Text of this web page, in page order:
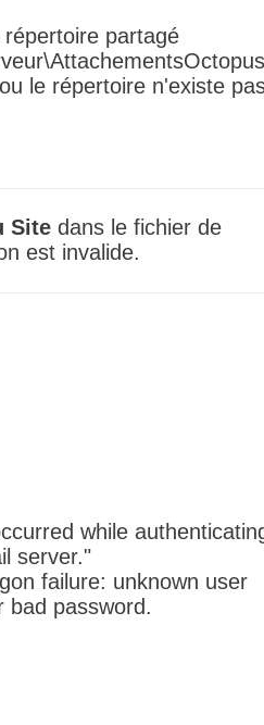
partagé
le répertoire n'existe
Site dans le fichier de
est invalide.
while
server."
failure: unknown user
bad password.